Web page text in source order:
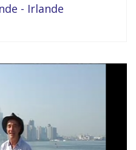
- Irlande